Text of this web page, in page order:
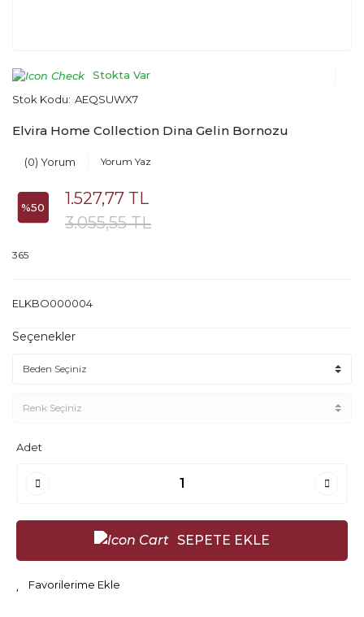
Stokta Var
Stok Kodu: AEQSUWX7
Elvira Home Collection Dina Gelin Bornozu
(0) Yorum Yorum Yaz
%50
1.527,77 TL
3.055,55 TL
365
ELKBO000004
Seçenekler
Adet
SEPETE EKLE